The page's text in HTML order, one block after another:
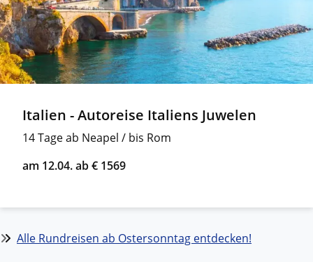
Italien - Autoreise Italiens Juwelen
14 Tage ab Neapel / bis Rom
am 12.04. ab € 1569
Alle Rundreisen ab Ostersonntag entdecken!